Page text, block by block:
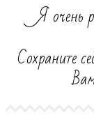
Я очень
Сохраните